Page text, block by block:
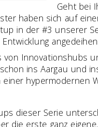
Geht bei
haben sich auf
in der #3 unserer
Innovationshubs
ins Aargau und
hypermodernen
dieser Serie
die erste ganz eigene.